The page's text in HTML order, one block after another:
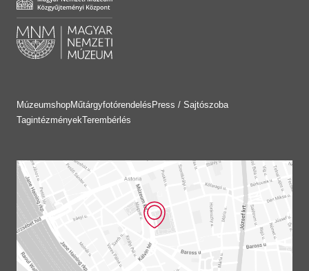
MúzeumshopMűtárgyfotórendelés Press / Sajtószoba
TagintézményekTerembérlés